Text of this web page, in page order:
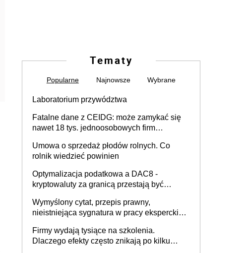
Tematy
Popularne Najnowsze Wybrane
Laboratorium przywództwa
Fatalne dane z CEIDG: może zamykać się
nawet 18 tys. jednoosobowych firm
Umowa o sprzedaż płodów rolnych. Co
rolnik wiedzieć powinien
Optymalizacja podatkowa a DAC8 -
kryptowaluty za granicą przestają być
Wymyślony cytat, przepis prawny,
nieistniejąca sygnatura w pracy eksperckiej -
firmie
Firmy wydają tysiące na szkolenia.
Dlaczego efekty często znikają po kilku